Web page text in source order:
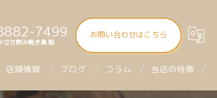
7499
立ち飲み焼き鳥 魁
お問い合わせはこちら
店舗情報 ブログ コラム 当店の特徴